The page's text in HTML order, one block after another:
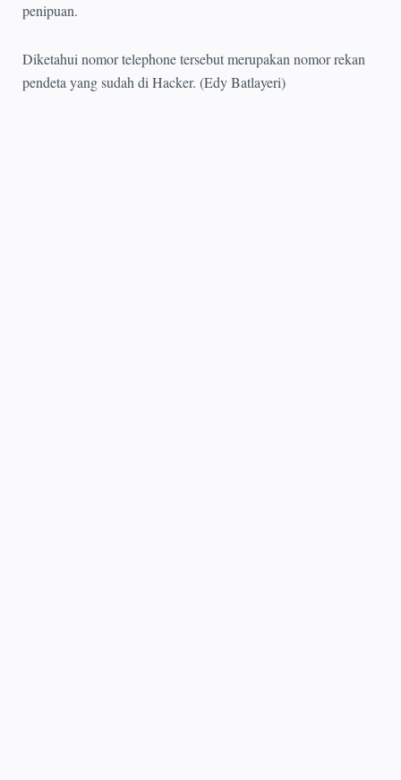
penipuan.
Diketahui nomor telephone tersebut merupakan nomor rekan
pendeta yang sudah di Hacker. (Edy Batlayeri)